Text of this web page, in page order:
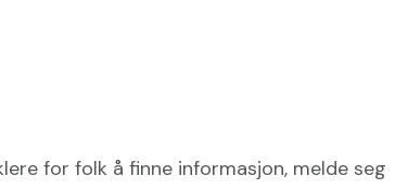
for folk å finne informasjon, melde seg